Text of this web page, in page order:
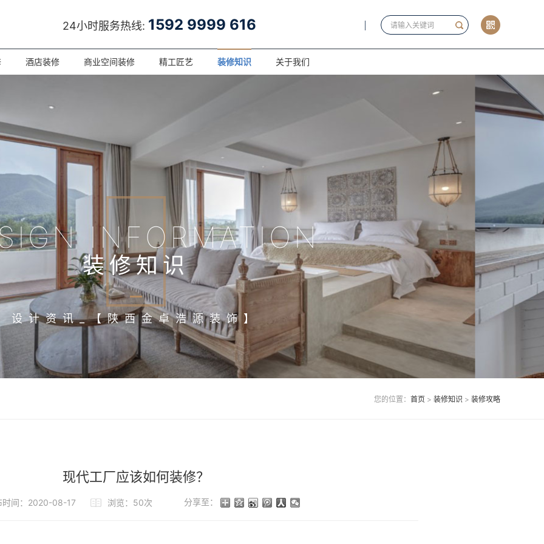
24小时服务热线: 1592 9999 616
酒店装修 商业空间装修 精工匠艺 装修知识 关于我们
INFORMATION
装修知识
设计资讯_【陕西金卓浩源装饰】
您的位置： 首页 > 装修知识 > 装修攻略
现代工厂应该如何装修？
时间：2020-08-17 浏览：50次 分享至：